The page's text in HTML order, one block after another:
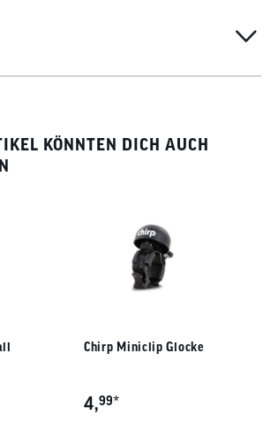
KÖNNTEN DICH AUCH
Chirp Miniclip Glocke
4,99*